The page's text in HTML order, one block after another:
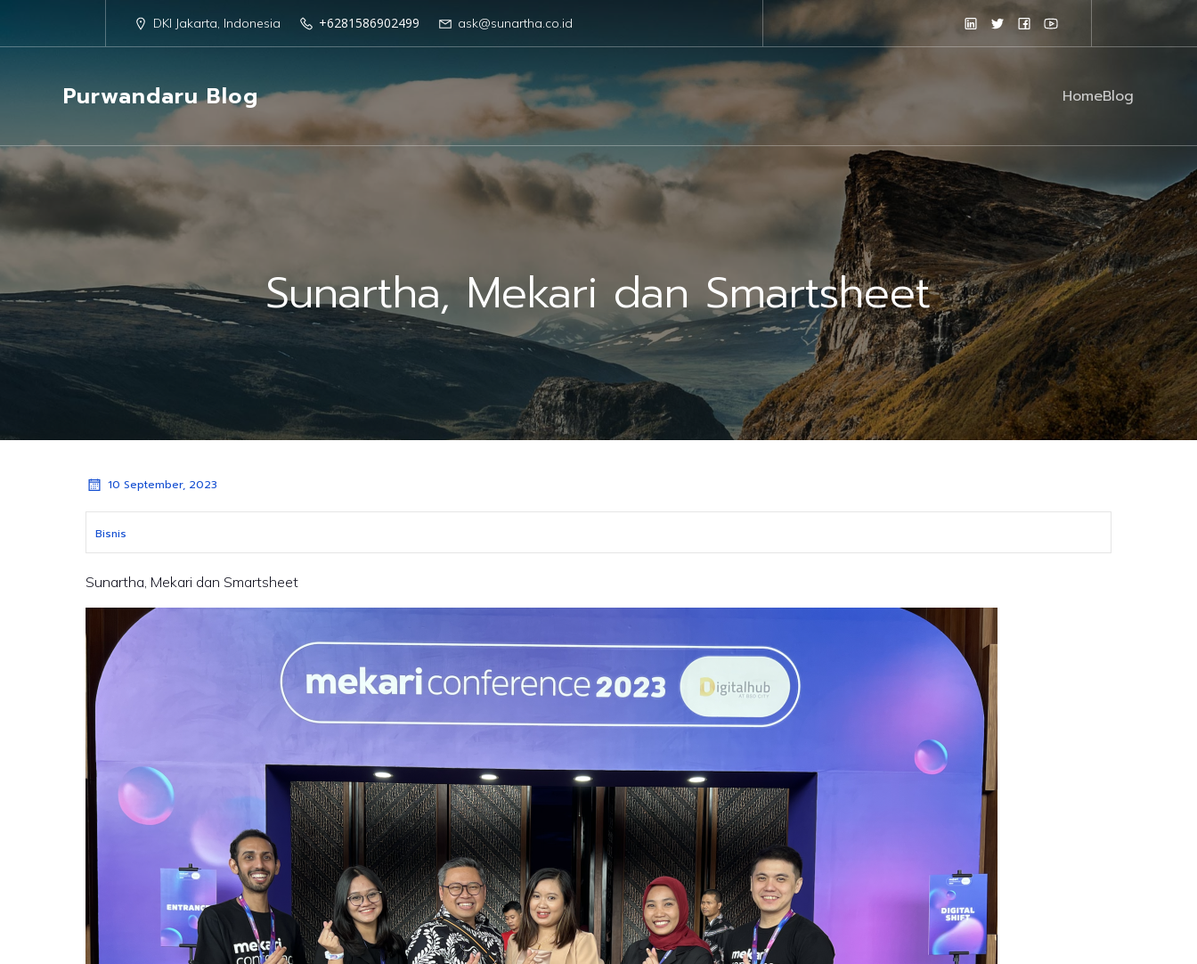
DKI Jakarta, Indonesia +6281586902499 ask@sunartha.co.id
Purwandaru Blog HomeBlog
Sunartha, Mekari dan Smartsheet
10 September, 2023
Bisnis
Sunartha, Mekari dan Smartsheet